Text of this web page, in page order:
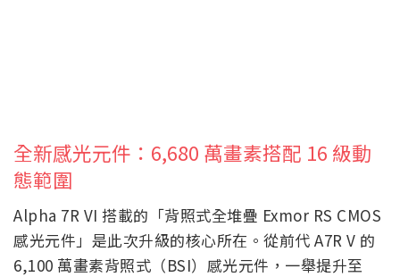
全新感光元件：6,680 萬畫素搭配 16 級動
態範圍
Alpha 7R VI 搭載的「背照式全堆疊 Exmor RS CMOS
感光元件」是此次升級的核心所在。從前代 A7R V 的
6,100 萬畫素背照式（BSI）感光元件，一舉提升至